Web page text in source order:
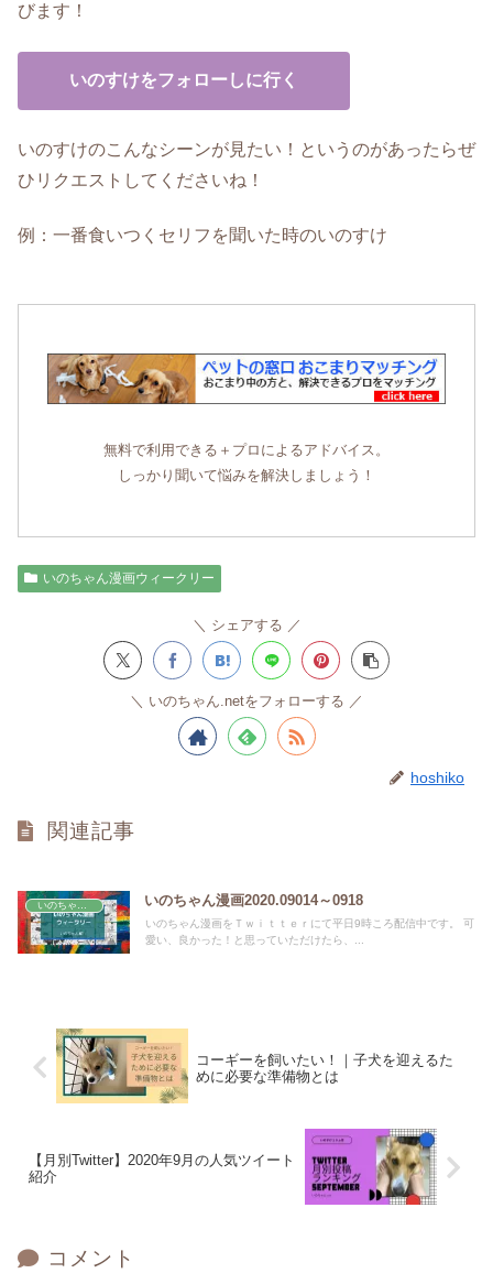
びます！
いのすけをフォローしに行く
いのすけのこんなシーンが見たい！というのがあったらぜ
ひリクエストしてくださいね！
例：一番食いつくセリフを聞いた時のいのすけ
無料で利用できる＋プロによるアドバイス。
しっかり聞いて悩みを解決しましょう！
いのちゃん漫画ウィークリー
シェアする
いのちゃん.netをフォローする
hoshiko
関連記事
いのちゃん漫画ウィークリー いのちゃん漫画2020.09014～0918
いのちゃん漫画をＴｗｉｔｔｅｒにて平日9時ころ配信中です。 可
愛い、良かった！と思っていただけたら、...
コーギーを飼いたい！｜子犬を迎えるた
めに必要な準備物とは
【月別Twitter】2020年9月の人気ツイート
紹介
コメント